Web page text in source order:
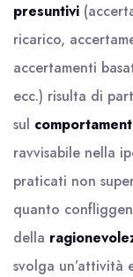
presuntivi
ricarico,
accertamenti
ecc.) risulta di
sul
ravvisabile nella
praticati non
quanto
della
svolga un’attività